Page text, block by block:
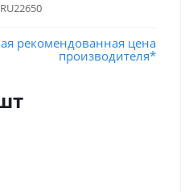
RU22650
рекомендованная цена
производителя*